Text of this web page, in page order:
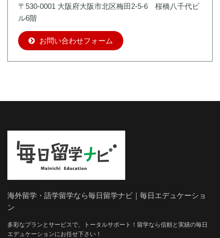
〒530-0001 大阪府大阪市北区梅田2-5-6 桜橋八千代ビ
ル6階
お問い合わせフォーム
海外留学・語学留学なら毎日留学ナビ｜毎日エデュケーショ
ン
多彩なプランとサービスで、トータルサポート！留学なら信頼と実績の毎日
エデュケーションにお任せ下さい！